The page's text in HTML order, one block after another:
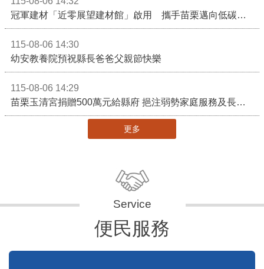
冠軍建材「近零展望建材館」啟用 攜手苗栗邁向低碳建築新未來
115-08-06 14:30
幼安教養院預祝縣長爸爸父親節快樂
115-08-06 14:29
苗栗玉清宮捐贈500萬元給縣府 挹注弱勢家庭服務及長照醫療資源
更多
便民服務